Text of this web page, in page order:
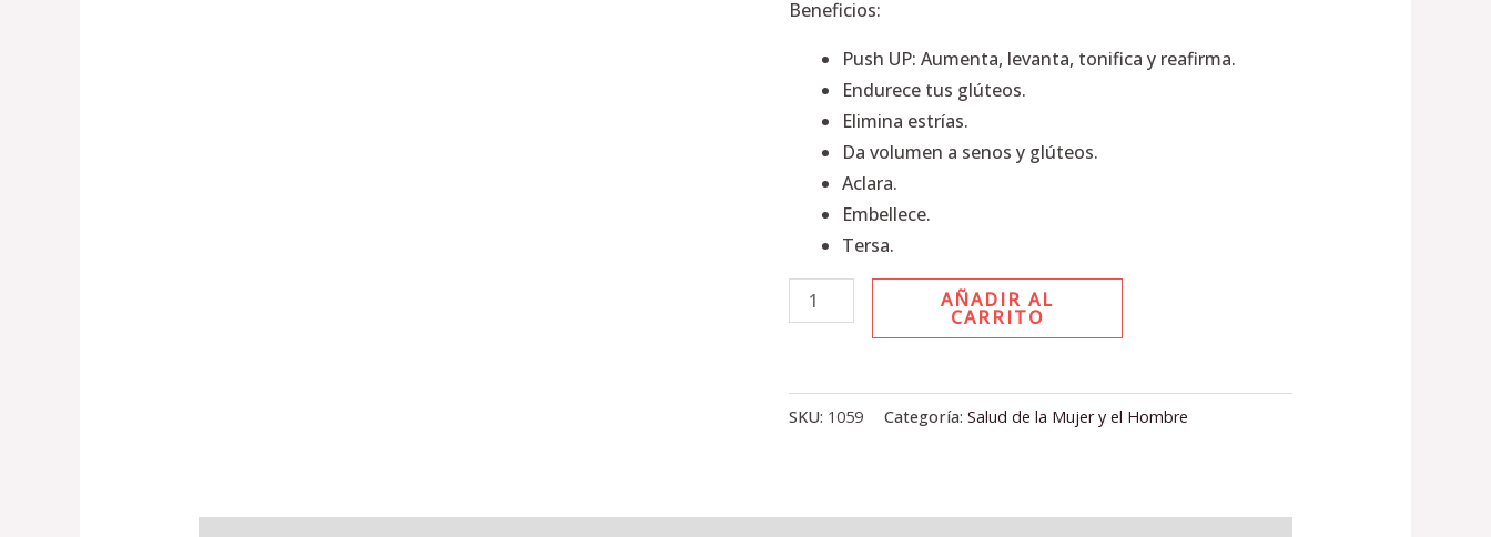
Beneficios:
Push UP: Aumenta, levanta, tonifica y reafirma.
Endurece tus glúteos.
Elimina estrías.
Da volumen a senos y glúteos.
Aclara.
Embellece.
Tersa.
AÑADIR AL
CARRITO
SKU: 1059 Categoría:Salud de la Mujer y el Hombre